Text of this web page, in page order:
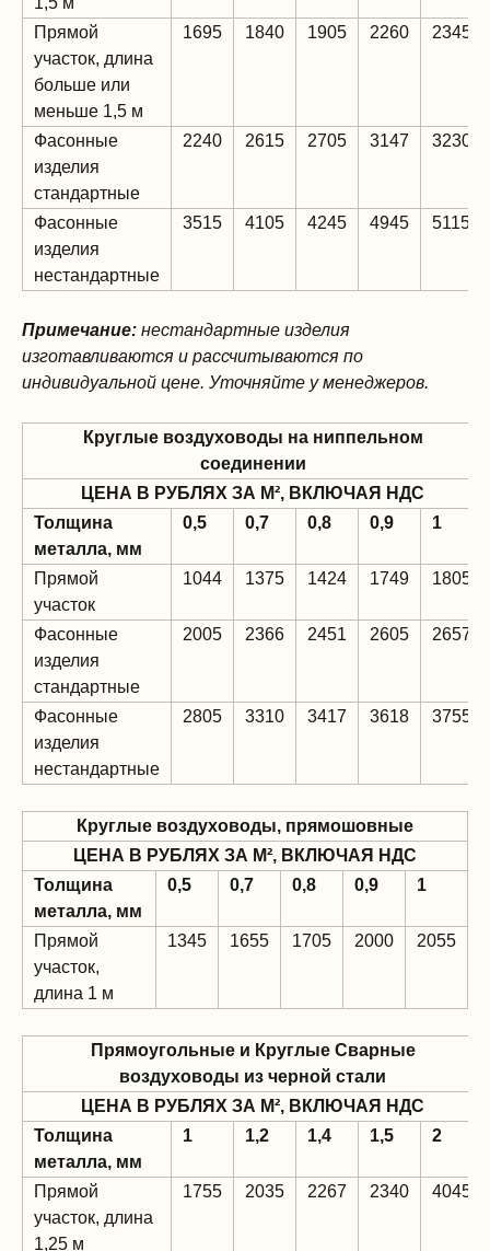
Прямой
участок, длина
больше или
меньше 1,5 м
1695 1840 1905 2260 2345
Фасонные
изделия
стандартные
2240 2615 2705 3147 3230
Фасонные
изделия
нестандартные
3515 4105 4245 4945 5115
Примечание: нестандартные изделия
изготавливаются и рассчитываются по
индивидуальной цене. Уточняйте у менеджеров.
Круглые воздуховоды на ниппельном
соединении
ЦЕНА В РУБЛЯХ ЗА М², ВКЛЮЧАЯ НДС
Толщина
металла, мм
0,5 0,7 0,8 0,9 1
Прямой
участок
1044 1375 1424 1749 1805
Фасонные
изделия
стандартные
2005 2366 2451 2605 2657
Фасонные
изделия
нестандартные
2805 3310 3417 3618 3755
Круглые воздуховоды, прямошовные
ЦЕНА В РУБЛЯХ ЗА М², ВКЛЮЧАЯ НДС
Толщина
металла, мм
0,5 0,7 0,8 0,9 1
Прямой
участок,
длина 1 м
1345 1655 1705 2000 2055
Прямоугольные и Круглые Сварные
воздуховоды из черной стали
ЦЕНА В РУБЛЯХ ЗА М², ВКЛЮЧАЯ НДС
Толщина
металла, мм
1 1,2 1,4 1,5 2
Прямой
участок, длина
1,25 м
1755 2035 2267 2340 4045